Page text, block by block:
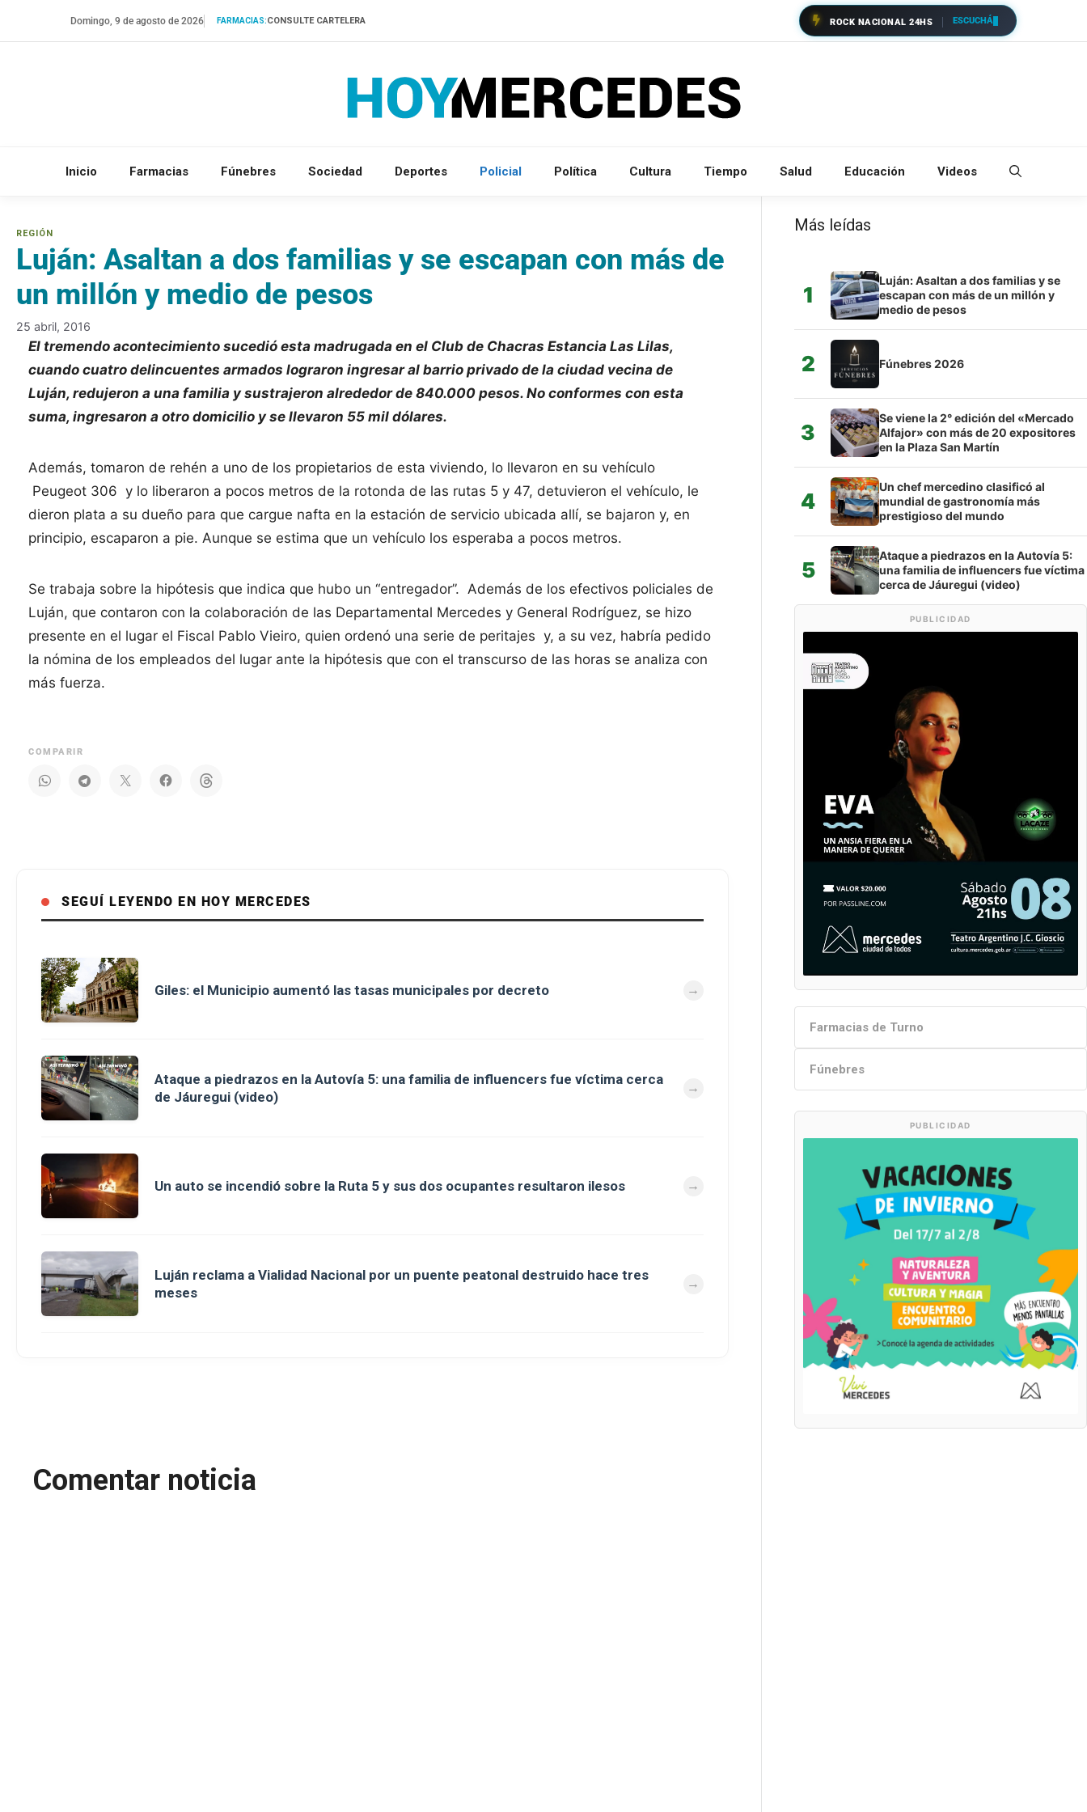
Domingo, 9 de agosto de 2026 FARMACIAS:CONSULTE CARTELERA ROCK NACIONAL 24HS ESCUCHÁ
Inicio Farmacias Fúnebres Sociedad Deportes Policial Política Cultura Tiempo Salud Educación Videos
Luján: Asaltan a dos familias y se escapan con más de
un millón y medio de pesos
25 abril, 2016
El tremendo acontecimiento sucedió esta madrugada en el Club de Chacras Estancia Las Lilas,
cuando cuatro delincuentes armados lograron ingresar al barrio privado de la ciudad vecina de
Luján, redujeron a una familia y sustrajeron alrededor de 840.000 pesos. No conformes con esta
suma, ingresaron a otro domicilio y se llevaron 55 mil dólares.
Además, tomaron de rehén a uno de los propietarios de esta viviendo, lo llevaron en su vehículo
Peugeot 306 y lo liberaron a pocos metros de la rotonda de las rutas 5 y 47, detuvieron el vehículo, le
dieron plata a su dueño para que cargue nafta en la estación de servicio ubicada allí, se bajaron y, en
principio, escaparon a pie. Aunque se estima que un vehículo los esperaba a pocos metros.
Se trabaja sobre la hipótesis que indica que hubo un “entregador”. Además de los efectivos policiales de
Luján, que contaron con la colaboración de las Departamental Mercedes y General Rodríguez, se hizo
presente en el lugar el Fiscal Pablo Vieiro, quien ordenó una serie de peritajes y, a su vez, habría pedido
la nómina de los empleados del lugar ante la hipótesis que con el transcurso de las horas se analiza con
más fuerza.
COMPARIR
SEGUÍ LEYENDO EN HOY MERCEDES
Giles: el Municipio aumentó las tasas municipales por decreto
Ataque a piedrazos en la Autovía 5: una familia de influencers fue víctima cerca
de Jáuregui (video)
Un auto se incendió sobre la Ruta 5 y sus dos ocupantes resultaron ilesos
Luján reclama a Vialidad Nacional por un puente peatonal destruido hace tres
meses
Comentar noticia
Más leídas
1
Luján: Asaltan a dos familias y se
escapan con más de un millón y
medio de pesos
2 Fúnebres 2026
3
Se viene la 2° edición del «Mercado
Alfajor» con más de 20 expositores
en la Plaza San Martín
4
Un chef mercedino clasificó al
mundial de gastronomía más
prestigioso del mundo
5
Ataque a piedrazos en la Autovía 5:
una familia de influencers fue víctima
cerca de Jáuregui (video)
PUBLICIDAD
Farmacias de Turno
Fúnebres
PUBLICIDAD